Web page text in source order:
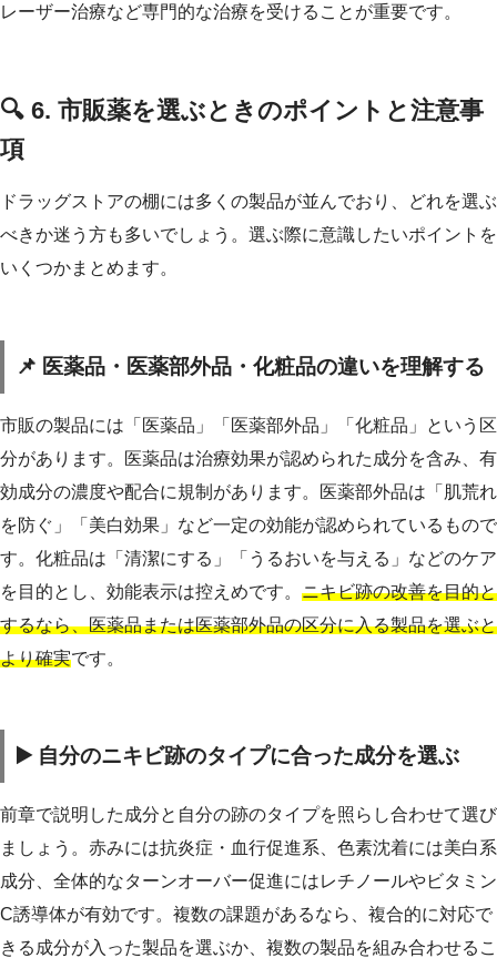
レーザー治療など専門的な治療を受けることが重要です。
🔍 6. 市販薬を選ぶときのポイントと注意事
項
ドラッグストアの棚には多くの製品が並んでおり、どれを選ぶ
べきか迷う方も多いでしょう。選ぶ際に意識したいポイントを
いくつかまとめます。
📌 医薬品・医薬部外品・化粧品の違いを理解する
市販の製品には「医薬品」「医薬部外品」「化粧品」という区
分があります。医薬品は治療効果が認められた成分を含み、有
効成分の濃度や配合に規制があります。医薬部外品は「肌荒れ
を防ぐ」「美白効果」など一定の効能が認められているもので
す。化粧品は「清潔にする」「うるおいを与える」などのケア
を目的とし、効能表示は控えめです。 ニキビ跡の改善を目的と
するなら、医薬品または医薬部外品の区分に入る製品を選ぶと
より確実です。
▶️ 自分のニキビ跡のタイプに合った成分を選ぶ
前章で説明した成分と自分の跡のタイプを照らし合わせて選び
ましょう。赤みには抗炎症・血行促進系、色素沈着には美白系
成分、全体的なターンオーバー促進にはレチノールやビタミン
C誘導体が有効です。複数の課題があるなら、複合的に対応で
きる成分が入った製品を選ぶか、複数の製品を組み合わせるこ